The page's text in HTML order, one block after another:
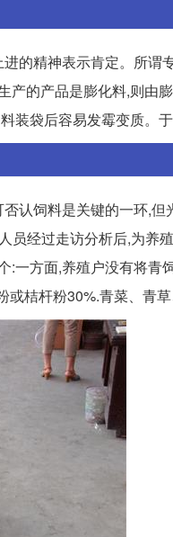
的精神表示肯定。所
产的产品是膨化料,则由
装袋后容易发霉变质。于
认饲料是关键的一环,
员经过走访分析后,为养
一方面,养殖户没有将
桔杆粉30%.青菜、青